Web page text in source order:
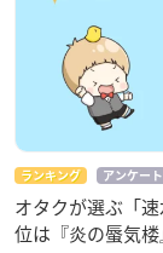
ランキング アンケート
オタクが選ぶ「
位は『炎の蜃気楼